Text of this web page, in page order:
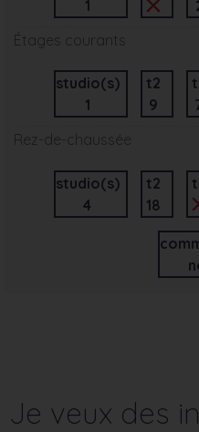
1
Étages courants
studio(s)
1
t2
9
Rez-de-chaussée
studio(s)
4
t2
18
Je veux des